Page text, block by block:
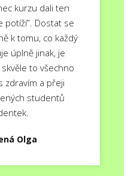
kurzu dali ten
potíží”. Dostat se
k tomu, co každý
úplně jinak, je
to všechno
zdravím a přeji
studentů
Olga